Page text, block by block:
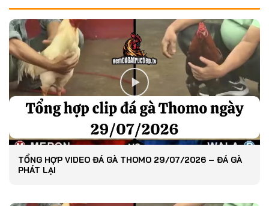
TỔNG HỢP VIDEO ĐÁ GÀ THOMO 29/07/2026 – ĐÁ GÀ
PHÁT LẠI